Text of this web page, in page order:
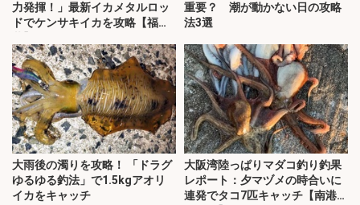
力発揮！」最新イカメタルロッ
ドでケンサキイカを攻略【福
重要？ 潮が動かない日の攻略
法3選
大雨後の濁りを攻略！ 「ドラグ
ゆるゆる釣法」で1.5kgアオリ
イカをキャッチ
大阪湾陸っぱりマダコ釣り釣果
レポート：夕マヅメの時合いに
連発でタコ7匹キャッチ【南港魚